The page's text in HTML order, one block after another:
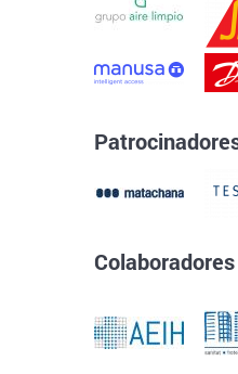
Colaboradores